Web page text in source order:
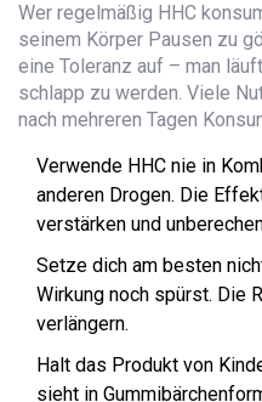
Wer regelmäßig HHC
seinem Körper Pausen zu
eine Toleranz auf – man
schlapp zu werden. Viele
nach mehreren Tagen
Verwende HHC nie in
anderen Drogen. Die
verstärken und
Setze dich am besten
Wirkung noch spürst. Die
verlängern.
Halt das Produkt von
sieht in